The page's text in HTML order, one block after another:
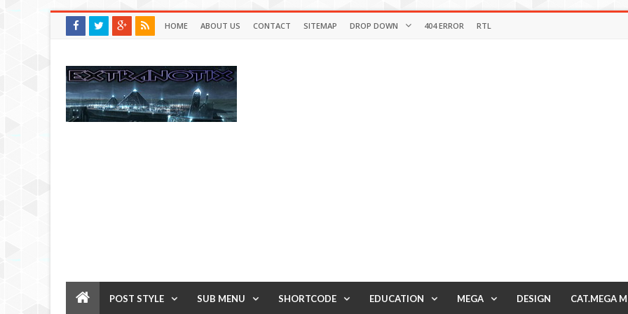
HOME ABOUT US CONTACT SITEMAP DROP DOWN 404 ERROR RTL
POST STYLE SUB MENU SHORTCODE EDUCATION MEGA DESIGN CAT.MEGA